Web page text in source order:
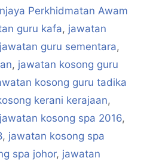
Perkhidmatan Awam
guru kafa, jawatan
jawatan guru sementara,
, jawatan kosong guru
kosong guru tadika
kerani kerajaan,
jawatan kosong spa 2016,
, jawatan kosong spa
spa johor, jawatan